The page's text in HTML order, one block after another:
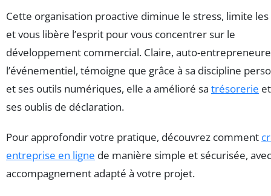
Cette organisation proactive diminue le stress, limite
et vous libère l’esprit pour vous concentrer sur le
développement commercial. Claire, auto-
l’événementiel, témoigne que grâce à sa discipline
et ses outils numériques, elle a amélioré sa trésorerie
ses oublis de déclaration.
Pour approfondir votre pratique, découvrez comment
entreprise en ligne de manière simple et sécurisée,
accompagnement adapté à votre projet.